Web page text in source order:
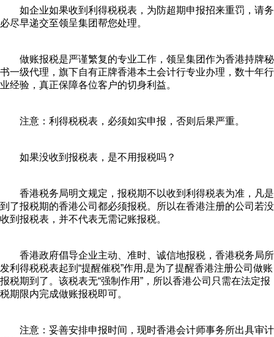
如企业如果收到利得税税表，为防超期申报招来重罚，请务
必尽早递交至领呈集团帮您处理。
做账报税是严谨繁复的专业工作，领呈集团作为香港持牌秘
书一级代理，旗下自有正牌香港本土会计行专业办理，数十年行
业经验，真正保障各位客户的切身利益。
注意：利得税税表，必须如实申报，否则后果严重。
如果没收到报税表，是不用报税吗？
香港税务局明文规定，报税期不以收到利得税表为准，凡是
到了报税期的香港公司都必须报税。所以在香港注册的公司若没
收到报税表，并不代表无需记账报税。
香港政府倡导企业主动、准时、诚信地报税，香港税务局所
发利得税税表起到“提醒催税”作用,是为了提醒香港注册公司做账
报税期到了。该税表无“强制作用”，所以香港公司只需在法定报
税期限内完成做账报税即可。
注意：妥善安排申报时间，现时香港会计师事务所出具审计